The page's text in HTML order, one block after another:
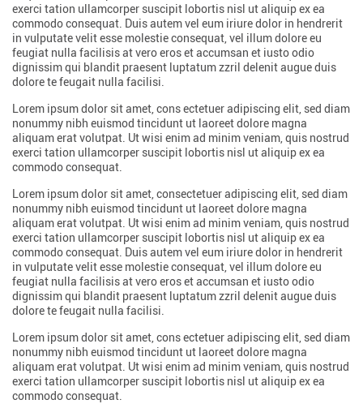
exerci tation ullamcorper suscipit lobortis nisl ut aliquip ex ea
commodo consequat. Duis autem vel eum iriure dolor in hendrerit
in vulputate velit esse molestie consequat, vel illum dolore eu
feugiat nulla facilisis at vero eros et accumsan et iusto odio
dignissim qui blandit praesent luptatum zzril delenit augue duis
dolore te feugait nulla facilisi.
Lorem ipsum dolor sit amet, cons ectetuer adipiscing elit, sed diam
nonummy nibh euismod tincidunt ut laoreet dolore magna
aliquam erat volutpat. Ut wisi enim ad minim veniam, quis nostrud
exerci tation ullamcorper suscipit lobortis nisl ut aliquip ex ea
commodo consequat.
Lorem ipsum dolor sit amet, consectetuer adipiscing elit, sed diam
nonummy nibh euismod tincidunt ut laoreet dolore magna
aliquam erat volutpat. Ut wisi enim ad minim veniam, quis nostrud
exerci tation ullamcorper suscipit lobortis nisl ut aliquip ex ea
commodo consequat. Duis autem vel eum iriure dolor in hendrerit
in vulputate velit esse molestie consequat, vel illum dolore eu
feugiat nulla facilisis at vero eros et accumsan et iusto odio
dignissim qui blandit praesent luptatum zzril delenit augue duis
dolore te feugait nulla facilisi.
Lorem ipsum dolor sit amet, cons ectetuer adipiscing elit, sed diam
nonummy nibh euismod tincidunt ut laoreet dolore magna
aliquam erat volutpat. Ut wisi enim ad minim veniam, quis nostrud
exerci tation ullamcorper suscipit lobortis nisl ut aliquip ex ea
commodo consequat.